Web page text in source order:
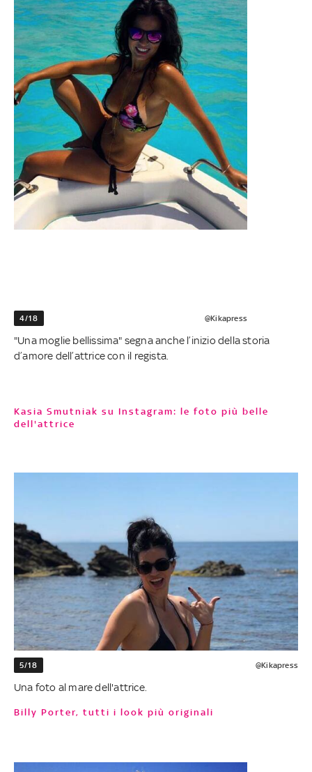
4/18 @Kikapress
"Una moglie bellissima" segna anche l’inizio della storia
d’amore dell’attrice con il regista.
Kasia Smutniak su Instagram: le foto più belle
dell'attrice
5/18 @Kikapress
Una foto al mare dell'attrice.
Billy Porter, tutti i look più originali